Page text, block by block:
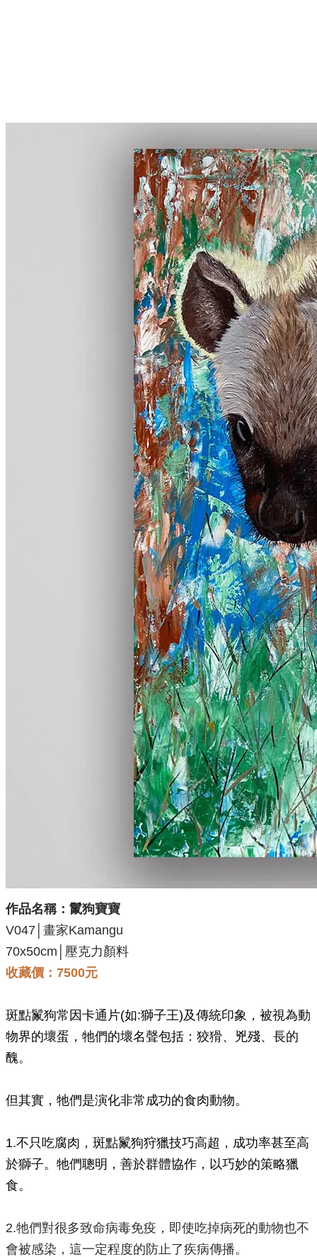
作品名稱：鬣狗寶寶
V047│畫家Kamangu
70x50cm│壓克力顏料
收藏價：7500元
斑點鬣狗常因卡通片(如:獅子王)及傳統印象，被視為動
物界的壞蛋，牠們的壞名聲包括：狡猾、兇殘、長的
醜。
但其實，牠們是演化非常成功的食肉動物。
1.不只吃腐肉，斑點鬣狗狩獵技巧高超，成功率甚至高
於獅子。牠們聰明，善於群體協作，以巧妙的策略獵
食。
2.牠們對很多致命病毒免疫，即使吃掉病死的動物也不
會被感染，這一定程度的防止了疾病傳播。